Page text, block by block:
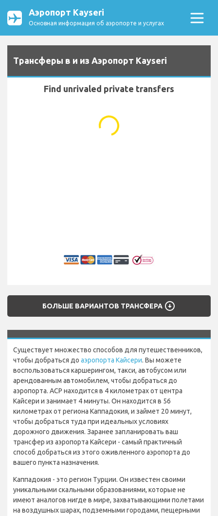
Аэропорт Kayseri
Основная информация об аэропорте и услугах
Трансферы в и из Аэропорт Kayseri
Find unrivaled private transfers
...
БОЛЬШЕ ВАРИАНТОВ ТРАНСФЕРА arrow_circle_down
Существует множество способов для путешественников,
чтобы добраться до аэропорта Кайсери. Вы можете
воспользоваться каршерингом, такси, автобусом или
арендованным автомобилем, чтобы добраться до
аэропорта. АСР находится в 4 километрах от центра
Кайсери и занимает 4 минуты. Он находится в 56
километрах от региона Каппадокия, и займет 20 минут,
чтобы добраться туда при идеальных условиях
дорожного движения. Заранее запланировать ваш
трансфер из аэропорта Кайсери - самый практичный
способ добраться из этого оживленного аэропорта до
вашего пункта назначения.
Каппадокия - это регион Турции. Он известен своими
уникальными скальными образованиями, которые не
имеют аналогов нигде в мире, захватывающими полетами
на воздушных шарах, подземными городами, пещерными